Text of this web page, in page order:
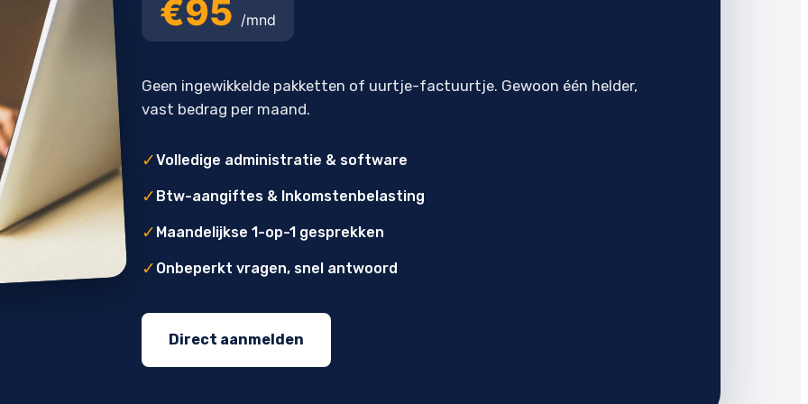
€95 /mnd
Geen ingewikkelde pakketten of uurtje-factuurtje. Gewoon één helder,
vast bedrag per maand.
✓Volledige administratie & software
✓ Btw-aangiftes & Inkomstenbelasting
✓ Maandelijkse 1-op-1 gesprekken
✓ Onbeperkt vragen, snel antwoord
Direct aanmelden